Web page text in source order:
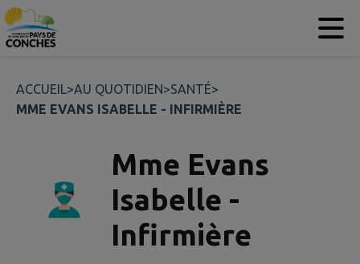
Contenu
ACCUEIL>AU QUOTIDIEN>SANTÉ>
MME EVANS ISABELLE - INFIRMIÈRE
Mme Evans
Isabelle -
Infirmière